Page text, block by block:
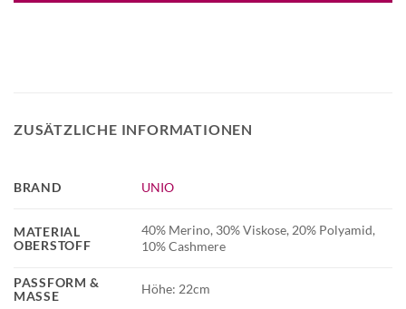
ZUSÄTZLICHE INFORMATIONEN
BRAND UNIO
MATERIAL
OBERSTOFF
40% Merino, 30% Viskose, 20% Polyamid,
10% Cashmere
PASSFORM &
MASSE
Höhe: 22cm